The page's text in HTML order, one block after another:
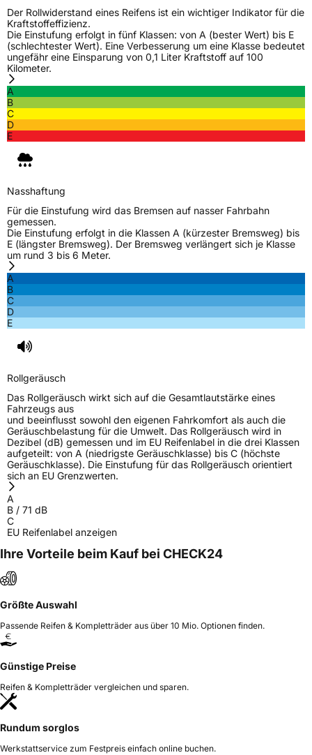
ZustandNeureifen
EU Label
Effizienz
3PMSF / Schneeflockensymbol / Alpine-Symbol Nein
EPREL ID
Allgemeine Produktsicherheit (GPSR)
in der EU
Der Rollwiderstand eines Reifens ist ein wichtiger Indikator für die
Kraftstoffeffizienz.
Die Einstufung erfolgt in fünf Klassen: von A (bester Wert) bis E
(schlechtester Wert). Eine Verbesserung um eine Klasse bedeutet
ungefähr eine Einsparung von 0,1 Liter Kraftstoff auf 100
Kilometer.
A
B
C
D
E
Nasshaftung
Für die Einstufung wird das Bremsen auf nasser Fahrbahn
gemessen.
Die Einstufung erfolgt in die Klassen A (kürzester Bremsweg) bis
E (längster Bremsweg). Der Bremsweg verlängert sich je Klasse
um rund 3 bis 6 Meter.
A
B
C
D
E
Rollgeräusch
Das Rollgeräusch wirkt sich auf die Gesamtlautstärke eines
Fahrzeugs aus
und beeinflusst sowohl den eigenen Fahrkomfort als auch die
Geräuschbelastung für die Umwelt. Das Rollgeräusch wird in
Dezibel (dB) gemessen und im EU Reifenlabel in die drei Klassen
aufgeteilt: von A (niedrigste Geräuschklasse) bis C (höchste
Geräuschklasse). Die Einstufung für das Rollgeräusch orientiert
sich an EU Grenzwerten.
A
B / 71 dB
C
EU Reifenlabel anzeigen
Ihre Vorteile beim Kauf bei CHECK24
Größte Auswahl
Passende Reifen & Kompletträder aus über 10 Mio. Optionen finden.
Günstige Preise
Reifen & Kompletträder vergleichen und sparen.
Rundum sorglos
Werkstattservice zum Festpreis einfach online buchen.